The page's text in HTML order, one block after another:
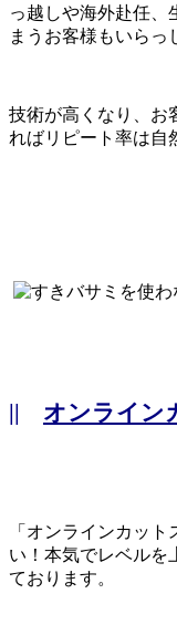
っ越しや海外赴任、
まうお客様もいらっ
技術が高くなり、お
ればリピート率は自
|| オンライン
「オンラインカッ
い！本気でレベルを
ております。